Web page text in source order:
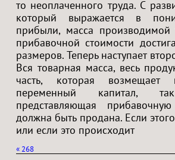
то неоплаченного труда. С
который выражается в
прибыли, масса
прибавочной стоимости
размеров. Теперь наступает
Вся товарная масса, весь
часть, которая возмещает
переменный капитал,
представляющая
должна быть продана. Если
или если это происходит
« 268